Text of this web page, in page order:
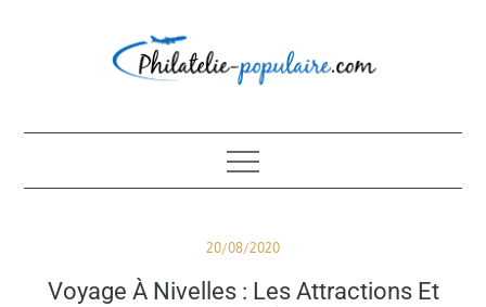
Philatélie populaire
Posted
20/08/2020
Voyage À Nivelles : Les Attractions Et